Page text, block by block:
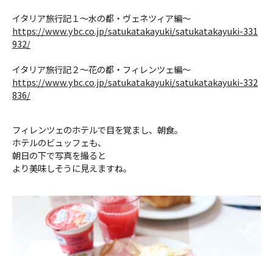
イタリア旅行記１～水の都・ヴェネツィア編～
https://www.ybc.co.jp/satukatakayuki/satukatakayuki-331
932/
イタリア旅行記２～花の都・フィレンツェ編～
https://www.ybc.co.jp/satukatakayuki/satukatakayuki-332
836/
フィレンツェのホテルで目を覚まし、朝食。
ホテルのビュッフェも、
朝日の下で写真を撮ると
より美味しそうに見えますね。